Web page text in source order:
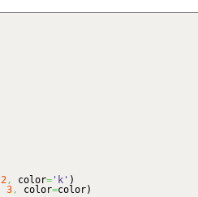
2, color= 'k' )
3, color=color)